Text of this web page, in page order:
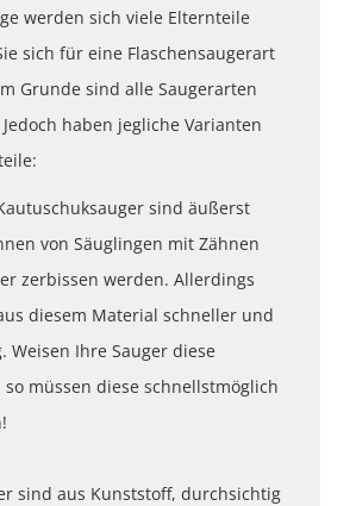
werden sich viele Elternteile
sich für eine Flaschensaugerart
Grunde sind alle Saugerarten
haben jegliche Varianten
sind äußerst
von Säuglingen mit Zähnen
zerbissen werden. Allerdings
diesem Material schneller und
Weisen Ihre Sauger diese
müssen diese schnellstmöglich
sind aus Kunststoff, durchsichtig